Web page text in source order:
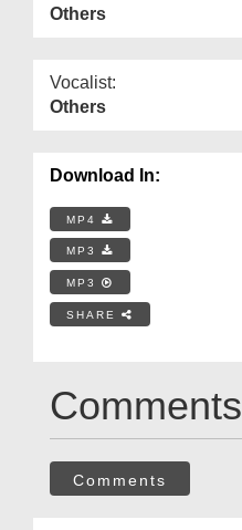
Others
Vocalist:
Others
Download In:
MP4
MP3
MP3
SHARE
Comments
Comments